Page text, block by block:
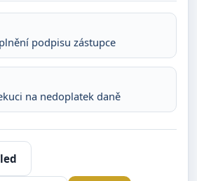
podpisu zástupce
na nedoplatek daně